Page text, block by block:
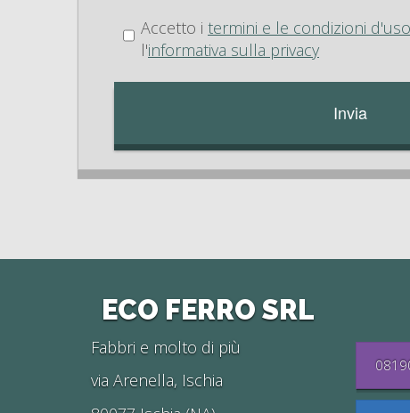
Accetto i termini e le condizioni
l'informativa sulla privacy
ECO FERRO SRL
Fabbri e molto di più
via Arenella, Ischia